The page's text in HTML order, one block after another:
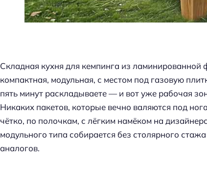
Складная кухня для кемпинга из
компактная, модульная, с местом под газовую
пять минут раскладываете — и вот уже рабочая
Никаких пакетов, которые вечно валяются под
чётко, по полочкам, с лёгким намёком на
модульного типа собирается без столярного
аналогов.